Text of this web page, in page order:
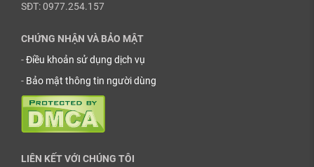
SĐT: 0977.254.157
CHỨNG NHẬN VÀ BẢO MẬT
-Điều khoản sử dụng dịch vụ
- Bảo mật thông tin người dùng
LIÊN KẾT VỚI CHÚNG TÔI